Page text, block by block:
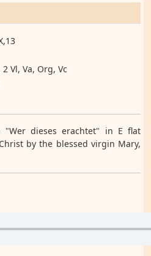
2 Vl, Va, Org, Vc
"Wer dieses erachtet" in E flat
by the blessed virgin Mary,